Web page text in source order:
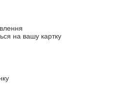
на вашу картку